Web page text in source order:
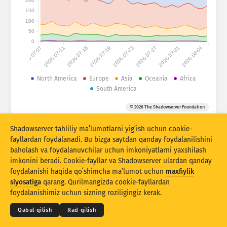
Hujum statistikasi: Qurilmalar
Yordam
Mamlakatlar
Maʼlumotlar toʻplami
Cheklov
Qisman mos
Natijalarni avtomatik yangilash
Yangilash Asliga tiklash
PNG sifatida yuklab olish
2026-07-07 2026-07-112026-07-152026-07-192026-07-232026-07-272026-07-312026-08-04
0
50
100
150
North America Europe Asia Oceania
Africa
South America
© 2026 The Shadowserver Foundation
© 2026THE SHADOWSERVER FOUNDATION
Maxfiylik va shartlar
Biz bilan bogʻlanish Eʼtiroflar
Shadowserver tahliliy maʼlumotlarni yigʻish uchun cookie-
fayllardan foydalanadi. Bu bizga saytdan qanday foydalanilishini
baholash va foydalanuvchilar uchun imkoniyatlarni yaxshilash
imkonini beradi. Cookie-fayllar va Shadowserver ulardan qanday
foydalanishi haqida qoʻshimcha maʼlumot uchun maxfiylik
siyosatiga qarang. Qurilmangizda cookie-fayllardan
foydalanishimiz uchun sizning roziligingiz kerak.
Qabul qilish Rad qilish